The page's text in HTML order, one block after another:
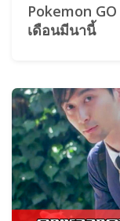
Pokemon
เดือนมีนานี้